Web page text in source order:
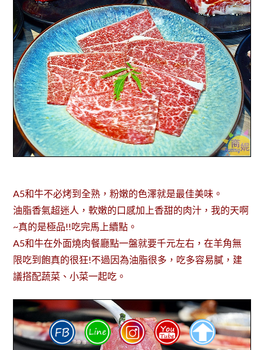
A5和牛不必烤到全熟，粉嫩的色澤就是最佳美味。
油脂香氣超迷人，軟嫩的口感加上香甜的肉汁，我的天啊
~真的是極品!!吃完馬上續點。
A5和牛在外面燒肉餐廳點一盤就要千元左右，在羊角無
限吃到飽真的很狂!不過因為油脂很多，吃多容易膩，建
議搭配蔬菜、小菜一起吃。